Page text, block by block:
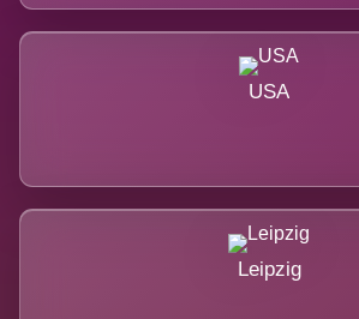
USA
Leipzig